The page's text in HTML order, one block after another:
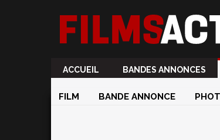
ACCUEIL BANDES ANNONCES
FILM BANDE ANNONCE